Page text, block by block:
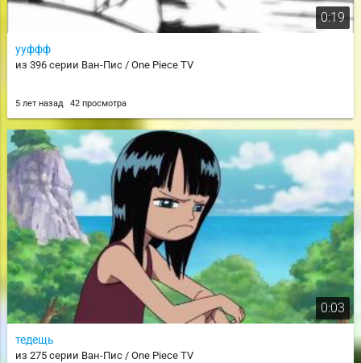
0:19
ууффф
из 396 серии Ван-Пис / One Piece TV
5 лет назад 42 просмотра
0:03
тедещь
из 275 серии Ван-Пис / One Piece TV